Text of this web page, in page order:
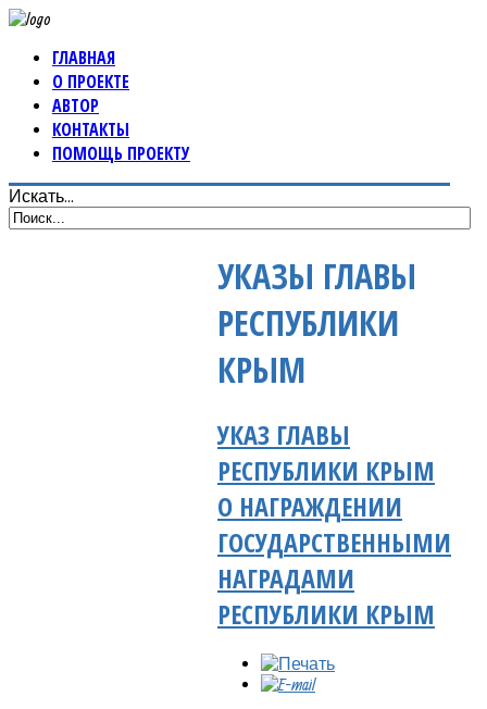
ГЛАВНАЯ
О ПРОЕКТЕ
АВТОР
КОНТАКТЫ
ПОМОЩЬ ПРОЕКТУ
Искать...
УКАЗЫ ГЛАВЫ
РЕСПУБЛИКИ
КРЫМ
УКАЗ ГЛАВЫ
РЕСПУБЛИКИ КРЫМ
О НАГРАЖДЕНИИ
ГОСУДАРСТВЕННЫМИ
НАГРАДАМИ
РЕСПУБЛИКИ КРЫМ